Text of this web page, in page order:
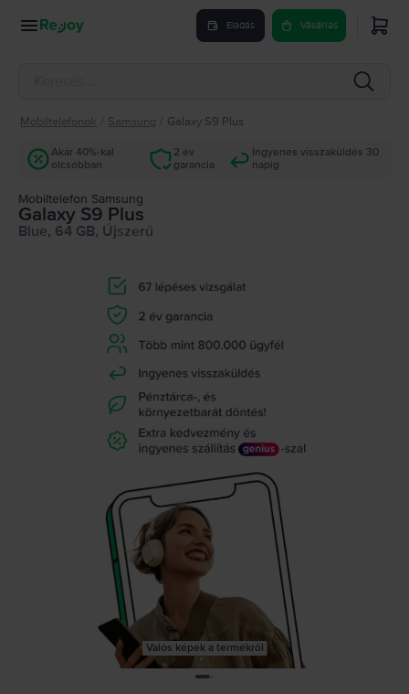
Eladás Vásárlás
Mobiltelefonok Samsung Galaxy S9 Plus
Akár 40%-kal
olcsóbban
2 év
garancia
Ingyenes visszaküldés 30
napig
Mobiltelefon Samsung
Galaxy S9 Plus
Blue, 64 GB, Újszerű
Valós képek a termékről